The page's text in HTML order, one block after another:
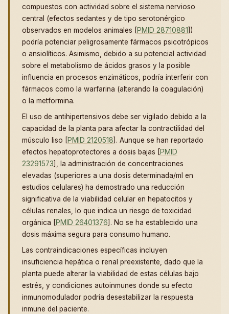
compuestos con actividad sobre el sistema nervioso
central (efectos sedantes y de tipo serotonérgico
observados en modelos animales [PMID 28710881])
podría potenciar peligrosamente fármacos psicotrópicos
o ansiolíticos. Asimismo, debido a su potencial actividad
sobre el metabolismo de ácidos grasos y la posible
influencia en procesos enzimáticos, podría interferir con
fármacos como la warfarina (alterando la coagulación)
o la metformina.
El uso de antihipertensivos debe ser vigilado debido a la
capacidad de la planta para afectar la contractilidad del
músculo liso [PMID 2120518]. Aunque se han reportado
efectos hepatoprotectores a dosis bajas [PMID
23291573], la administración de concentraciones
elevadas (superiores a una dosis determinada/ml en
estudios celulares) ha demostrado una reducción
significativa de la viabilidad celular en hepatocitos y
células renales, lo que indica un riesgo de toxicidad
orgánica [PMID 26401376]. No se ha establecido una
dosis máxima segura para consumo humano.
Las contraindicaciones específicas incluyen
insuficiencia hepática o renal preexistente, dado que la
planta puede alterar la viabilidad de estas células bajo
estrés, y condiciones autoinmunes donde su efecto
inmunomodulador podría desestabilizar la respuesta
inmune del paciente.